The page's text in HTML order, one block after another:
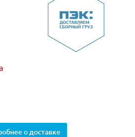
о доставке